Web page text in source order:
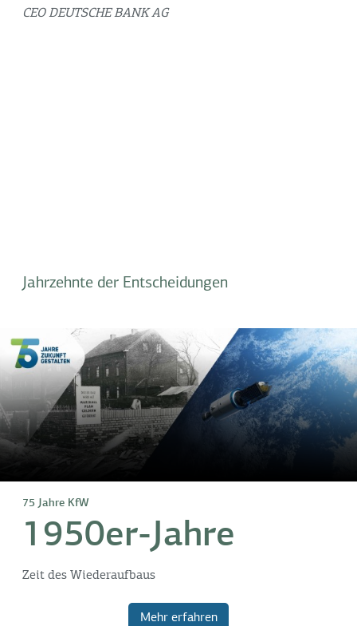
CEO DEUTSCHE BANK AG
Jahrzehnte der Entscheidungen
75 Jahre KfW
1950er-Jahre
Zeit des Wiederaufbaus
Mehr erfahren